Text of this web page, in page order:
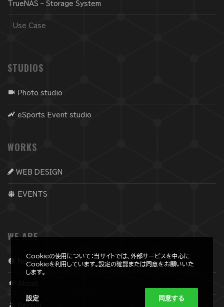
TrueNAS – Storage System
Use Case
STUDIOS
Photo studio
eSports Event studio
WORKS
WEB DESIGN
EVENTS
WE ARE
News
Cookieの使用について：当サイトでは、外部サービスを中心に
Cookieを利用しています。設定の確認または同意をお願いいた
します。
設定 同意する